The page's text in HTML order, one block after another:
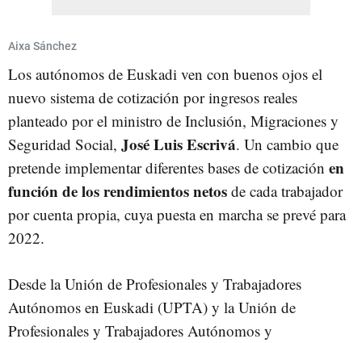
Aixa Sánchez
Los autónomos de Euskadi ven con buenos ojos el
nuevo sistema de cotización por ingresos reales
planteado por el ministro de Inclusión, Migraciones y
Seguridad Social, José Luis Escrivá. Un cambio que
pretende implementar diferentes bases de cotización en
función de los rendimientos netos de cada trabajador
por cuenta propia, cuya puesta en marcha se prevé para
2022.
Desde la Unión de Profesionales y Trabajadores
Autónomos en Euskadi (UPTA) y la Unión de
Profesionales y Trabajadores Autónomos y